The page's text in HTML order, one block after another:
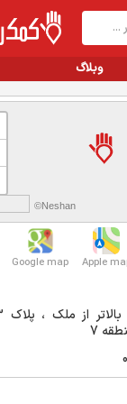
وبلاگ
©Neshan
Apple
Google map
7